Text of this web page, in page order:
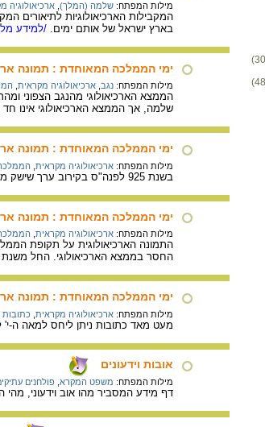
מילות המפתח: שלמה (המלך) ארכיאולוגיה
המקבילות הארכיאולוגיות לתיאורים
בארץ ישראל של אותם ימים. /למידע
ימי הממלכה המאוחדת : תמונה
מילות המפתח: נגב ארכיאולוגיה מקראית
הממצא הארכיאולוגי מהנגב הצפוני
שלמה, אך הממצא הארכיאולוגי אינו חד
ימי הממלכה המאוחדת : תמונה
מילות המפתח: ארכיאולוגיה מקראית
בשנת 925 לפנה"ס בקירוב ערך שישק מלך מצרים מסע צבאי לארץ כנען. מסע זה הביא לחורבנם של אתרים רבים, כפי שעולה מהעדות הכתובה ומהממצא הארכיאולוגי.
ימי הממלכה המאוחדת : תמונה
מילות המפתח: ארכיאולוגיה מקראית
התמונה הארכיאולוגית על תקופת
החסר בממצא הארכיאולוגי. החל משנת 1990 נשמעות גישות המערערות על ההסטוריות של ימי דוד ושלמה.
ימי הממלכה המאוחדת : תמונה
מילות המפתח: ארכיאולוגיה מקראית כתובות
מעט מאד כתובות ניתן ליחס למאה ה-
אובות וידעונים
מילות המפתח: משפט המקרא פולחנים
דף מידע המסביר מהו אוב וידעוני,